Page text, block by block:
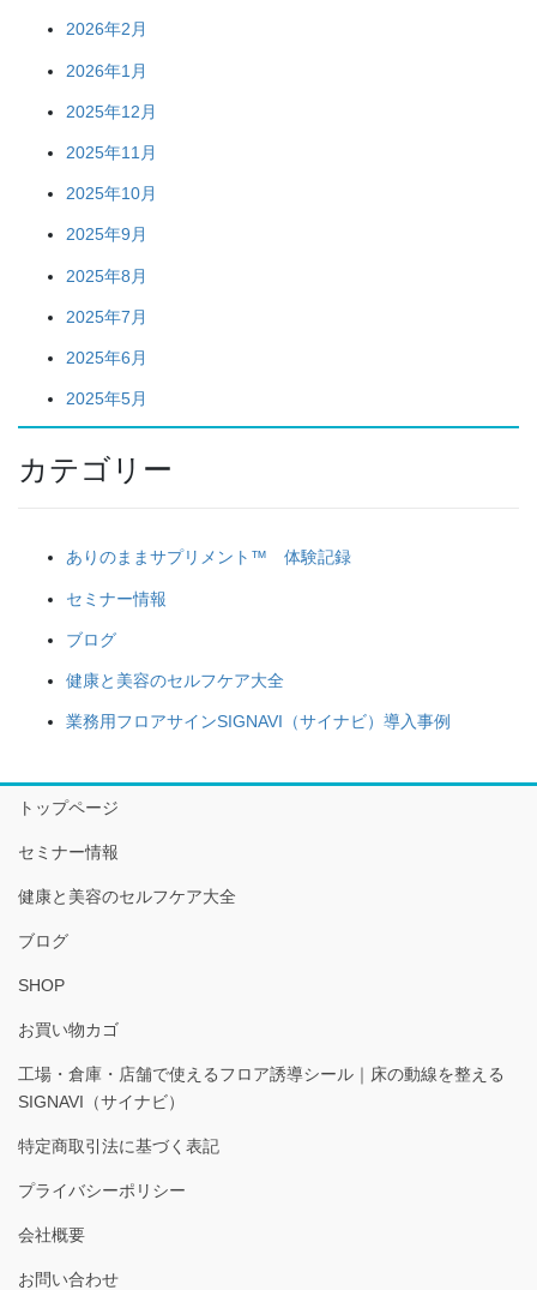
2026年2月
2026年1月
2025年12月
2025年11月
2025年10月
2025年9月
2025年8月
2025年7月
2025年6月
2025年5月
カテゴリー
ありのままサプリメント™ 体験記録
セミナー情報
ブログ
健康と美容のセルフケア大全
業務用フロアサインSIGNAVI（サイナビ）導入事例
トップページ
セミナー情報
健康と美容のセルフケア大全
ブログ
SHOP
お買い物カゴ
工場・倉庫・店舗で使えるフロア誘導シール｜床の動線を整える
SIGNAVI（サイナビ）
特定商取引法に基づく表記
プライバシーポリシー
会社概要
お問い合わせ